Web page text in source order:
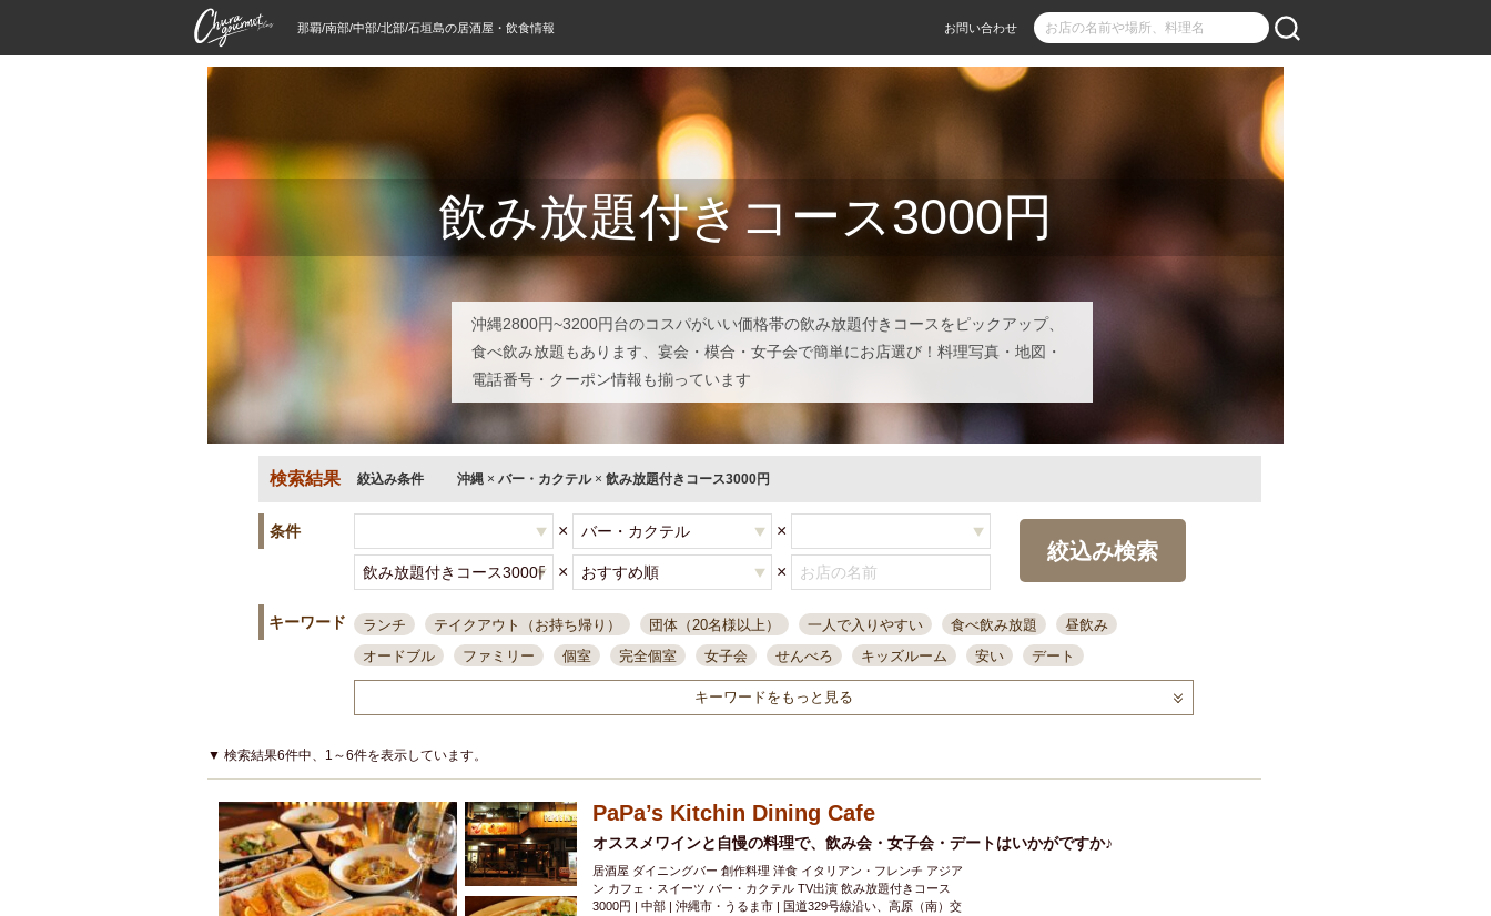
那覇/南部/中部/北部/石垣島の居酒屋・飲食情報 お問い合わせ
飲み放題付きコース3000円
沖縄2800円~3200円台のコスパがいい価格帯の飲み放題付きコースをピックアップ、
食べ飲み放題もあります、宴会・模合・女子会で簡単にお店選び！料理写真・地図・
電話番号・クーポン情報も揃っています
検索結果 絞込み条件 沖縄 × バー・カクテル× 飲み放題付きコース3000円
条件 × ×
× ×
絞込み検索
キーワード ランチ テイクアウト（お持ち帰り） 団体（20名様以上） 一人で入りやすい 食べ飲み放題
昼飲み
オードブル
ファミリー 個室 完全個室 女子会 せんべろ キッズルーム 安い
デート
一人飲み 誕生日 大人数
接待・会食
ちょい飲み コスパ最高 肉料理 模合 インスタ映え 座敷席 記念日 泡盛
喫煙可
結婚式二次会
夜10時以降入店可
県産魚 焼鳥 忘年会コース レモンサワー 観光客に人気 大部屋30名
カウンター
貸切可
大部屋20名 落ち着いた空間 4000円台コース 合コン オリオンドラフト
カード可
厳選日本酒 鮮魚 大衆酒場 ノンアルコールビール ウィスキー テレビ 飲み会
掘りごたつ
3000円台コース
ピザ 焼酎 カラオケ デリバリー 寿司 クリスマス 和食
アサヒスーパードライ
県庁前駅周辺 大部屋40名 旭橋駅周辺 沖縄料理 スイーツ
キーワードをもっと見る
▼ 検索結果6件中、1～6件を表示しています。
PaPa’s Kitchin Dining Cafe
オススメワインと自慢の料理で、飲み会・女子会・デートはいかがですか♪
居酒屋 ダイニングバー 創作料理 洋食 イタリアン・フレンチ アジア
ン カフェ・スイーツ バー・カクテル TV出演 飲み放題付きコース
3000円 | 中部 | 沖縄市・うるま市 | 国道329号線沿い、高原（南）交